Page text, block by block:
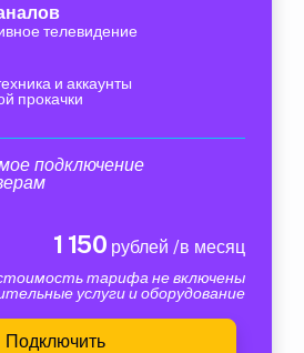
телевидение
и аккаунты
прокачки
подключение
1 150 рублей /в месяц
тарифа не включены
услуги и оборудование
Подключить